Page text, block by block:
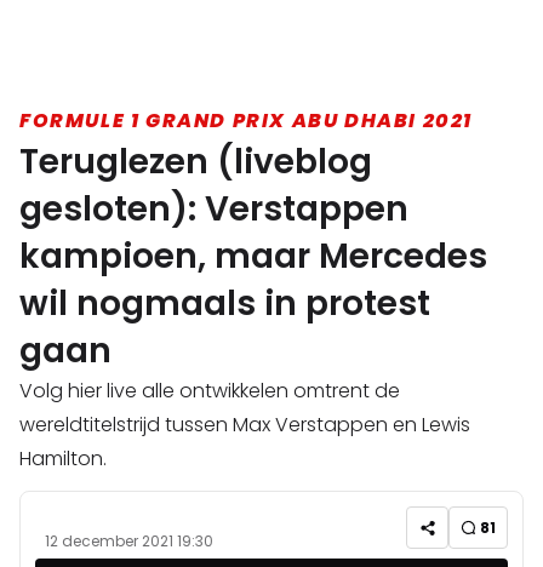
FORMULE 1 GRAND PRIX ABU DHABI 2021
Teruglezen (liveblog
gesloten): Verstappen
kampioen, maar Mercedes
wil nogmaals in protest
gaan
Volg hier live alle ontwikkelen omtrent de
wereldtitelstrijd tussen Max Verstappen en Lewis
Hamilton.
12 december 2021 19:30
81